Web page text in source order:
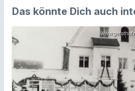
Das könnte Dich auch